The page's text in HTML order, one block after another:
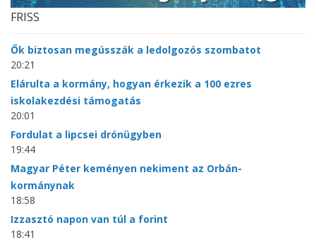
FRISS
Ők biztosan megússzák a ledolgozós szombatot
20:21
Elárulta a kormány, hogyan érkezik a 100 ezres
iskolakezdési támogatás
20:01
Fordulat a lipcsei drónügyben
19:44
Magyar Péter keményen nekiment az Orbán-
kormánynak
18:58
Izzasztó napon van túl a forint
18:41